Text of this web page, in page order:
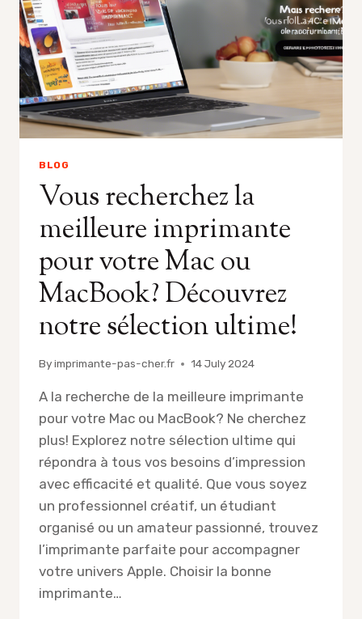
BLOG
Vous recherchez la
meilleure imprimante
pour votre Mac ou
MacBook? Découvrez
notre sélection ultime!
Byimprimante-pas-cher.fr 14 July 2024
A la recherche de la meilleure imprimante
pour votre Mac ou MacBook? Ne cherchez
plus! Explorez notre sélection ultime qui
répondra à tous vos besoins d’impression
avec efficacité et qualité. Que vous soyez
un professionnel créatif, un étudiant
organisé ou un amateur passionné, trouvez
l’imprimante parfaite pour accompagner
votre univers Apple. Choisir la bonne
imprimante…